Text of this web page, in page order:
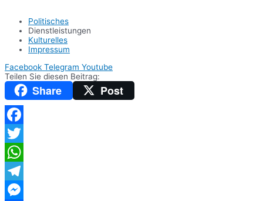
Politisches
Dienstleistungen
Kulturelles
Impressum
Facebook Telegram Youtube
Teilen Sie diesen Beitrag:
Share Post
Facebook
Twitter
WhatsApp
Telegram